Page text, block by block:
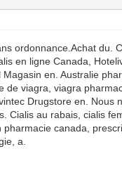
ordonnance.Achat du.
en ligne Canada,
en. Australie
viagra, viagra
Drugstore en. Nous
Cialis au rabais, cialis
canada,
a.